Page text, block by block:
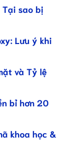
Tại sao bị
Lưu ý khi
và Tỷ lệ
bỉ hơn 20
khoa học &